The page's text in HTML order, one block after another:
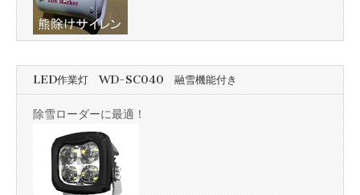
LED作業灯 WD-SC040 融雪機能付き
除雪ローダーに最適！